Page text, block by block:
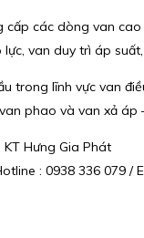
cấp các dòng van
van duy trì áp
trong lĩnh vực van
phao và van xả
Hưng Gia Phát
: 0938 336 079 /